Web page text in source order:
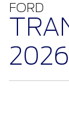
FORD
2026